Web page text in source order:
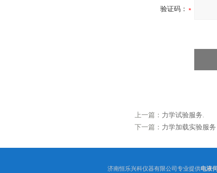
验证码：
上一篇： 力学试验服务.
下一篇： 力学加载实验服务
济南恒乐兴科仪器有限公司专业提供电液